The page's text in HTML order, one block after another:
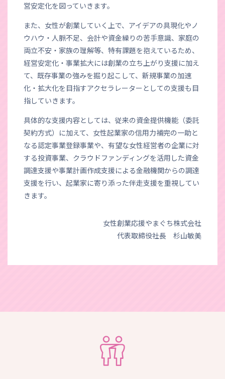
営安定化を図っていきます。
また、女性が創業していく上で、アイデアの具現化やノ
ウハウ・人脈不足、会計や資金繰りの苦手意識、家庭の
両立不安・家族の理解等、特有課題を抱えているため、
経営安定化・事業拡大には創業の立ち上がり支援に加え
て、既存事業の強みを掘り起こして、新規事業の加速
化・拡大化を目指すアクセラレーターとしての支援も目
指していきます。
具体的な支援内容としては、従来の資金提供機能（委託
契約方式）に加えて、女性起業家の信用力補完の一助と
なる認定事業登録事業や、有望な女性経営者の企業に対
する投資事業、クラウドファンディングを活用した資金
調達支援や事業計画作成支援による金融機関からの調達
支援を行い、起業家に寄り添った伴走支援を重視してい
きます。
女性創業応援やまぐち株式会社
代表取締役社長 杉山敏美